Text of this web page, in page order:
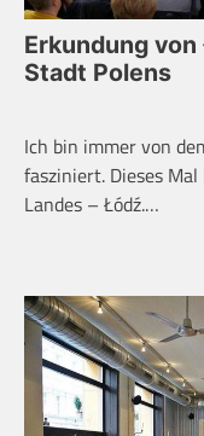
Erkundung
Stadt Polens
Ich bin immer von
fasziniert. Dieses
Landes – Łódź.…